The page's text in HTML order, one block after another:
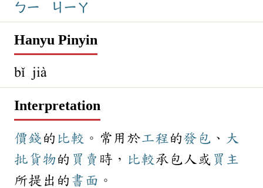
ㄅㄧ ㄐㄧㄚ
Hanyu Pinyin
bǐ jià
Interpretation
價錢 的 比較 。常用於工程 的發包 、 大
批 貨物的 買賣 時， 比較 承包人或 買主
所提出的 書面 。